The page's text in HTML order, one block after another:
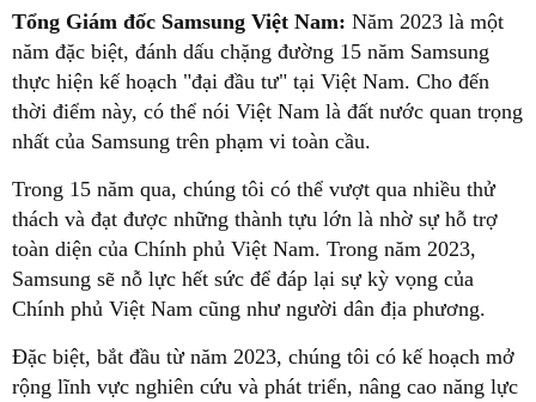
Tổng Giám đốc Samsung Việt Nam: Năm 2023 là một
năm đặc biệt, đánh dấu chặng đường 15 năm Samsung
thực hiện kế hoạch "đại đầu tư" tại Việt Nam. Cho đến
thời điểm này, có thể nói Việt Nam là đất nước quan trọng
nhất của Samsung trên phạm vi toàn cầu.
Trong 15 năm qua, chúng tôi có thể vượt qua nhiều thử
thách và đạt được những thành tựu lớn là nhờ sự hỗ trợ
toàn diện của Chính phủ Việt Nam. Trong năm 2023,
Samsung sẽ nỗ lực hết sức để đáp lại sự kỳ vọng của
Chính phủ Việt Nam cũng như người dân địa phương.
Đặc biệt, bắt đầu từ năm 2023, chúng tôi có kế hoạch mở
rộng lĩnh vực nghiên cứu và phát triển, nâng cao năng lực